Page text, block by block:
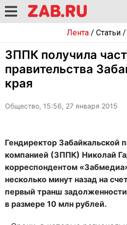
Лента/ Статьи/
ЗППК получила
правительства
края
Общество, 15:56, 27 января 2015
Гендиректор Забайкальской
компанией (ЗППК) Николай
корреспондентом
несколько минут назад на
первый транш
в размере 10 млн рублей.